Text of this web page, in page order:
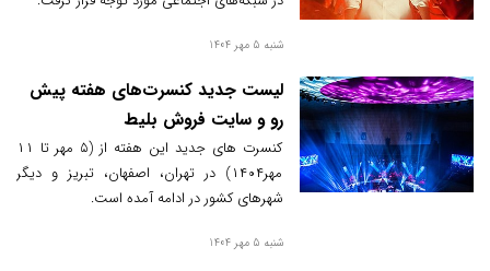
شنبه 5 مهر 1404
لیست جدید کنسرت‌های هفته پیش
رو و سایت فروش بلیط
کنسرت های جدید این هفته از (۵ مهر تا ۱۱
مهر۱۴۰۴) در تهران، اصفهان، تبریز و دیگر
شهرهای کشور در ادامه آمده است.
شنبه 5 مهر 1404